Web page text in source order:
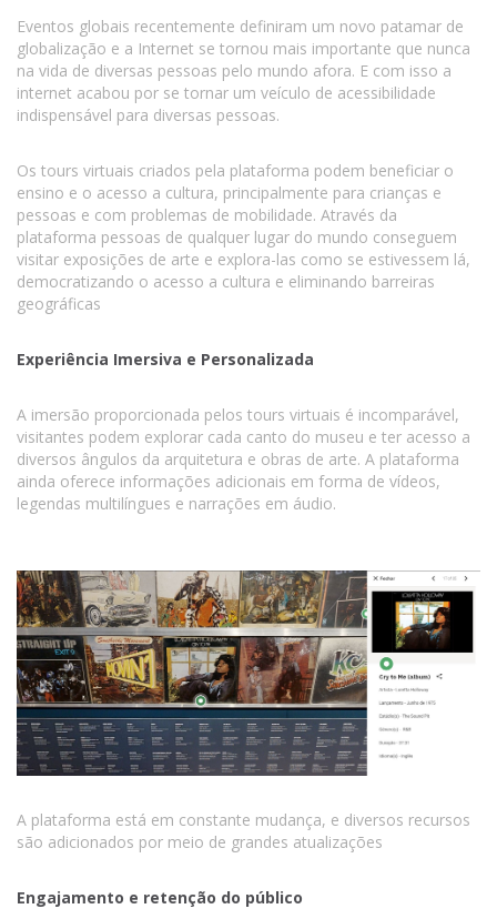
Eventos globais recentemente definiram um novo patamar de
globalização e a Internet se tornou mais importante que nunca
na vida de diversas pessoas pelo mundo afora. E com isso a
internet acabou por se tornar um veículo de acessibilidade
indispensável para diversas pessoas.
Os tours virtuais criados pela plataforma podem beneficiar o
ensino e o acesso a cultura, principalmente para crianças e
pessoas e com problemas de mobilidade. Através da
plataforma pessoas de qualquer lugar do mundo conseguem
visitar exposições de arte e explora-las como se estivessem lá,
democratizando o acesso a cultura e eliminando barreiras
geográficas
Experiência Imersiva e Personalizada
A imersão proporcionada pelos tours virtuais é incomparável,
visitantes podem explorar cada canto do museu e ter acesso a
diversos ângulos da arquitetura e obras de arte. A plataforma
ainda oferece informações adicionais em forma de vídeos,
legendas multilíngues e narrações em áudio.
A plataforma está em constante mudança, e diversos recursos
são adicionados por meio de grandes atualizações
Engajamento e retenção do público